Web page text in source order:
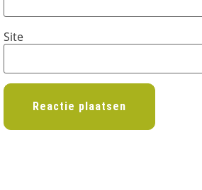
Site